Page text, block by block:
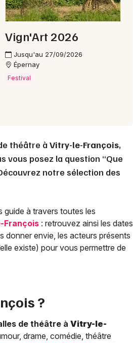
Je m'abonne
Vign'Art 2026
Jusqu'au 27/09/2026
Épernay
Festival
théâtre à Vitry-le-François,
vous posez la question “Que
notre sélection des
guide à travers toutes les
François : retrouvez ainsi les dates
donner envie, les acteurs présents
existe) pour vous permettre de
?
de théâtre à Vitry-le-
drame, comédie, théâtre